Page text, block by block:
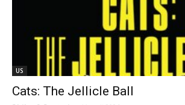
US
Cats: The Jellicle Ball